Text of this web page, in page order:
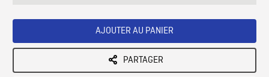
AJOUTER AU PANIER
PARTAGER